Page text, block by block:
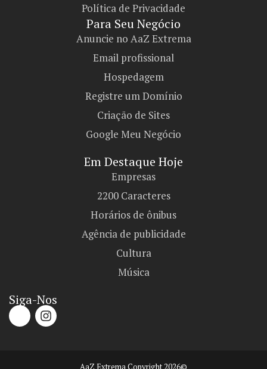
Política de Privacidade
Para Seu Negócio​
Anuncie no AaZ Extrema
Email profissional
Hospedagem
Registre um Domínio
Criação de Sites
Google Meu Negócio
Em Destaque Hoje
Empresas
2200 Caracteres
Horários de ônibus
Agência de publicidade
Cultura
Música
Siga-Nos
AaZ Extrema Copyright 2026©